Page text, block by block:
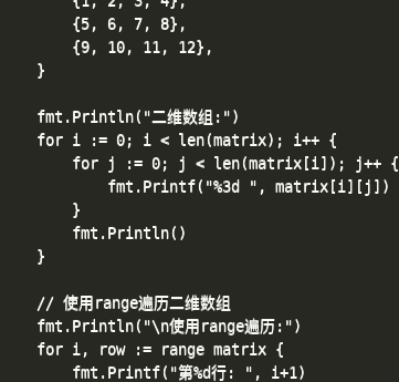
        {5, 6, 7, 8},
        {9, 10, 11, 12},
    }
    fmt.Println("二维数组:")
    for i := 0; i < len(matrix); i++ {
        for j := 0; j < len(matrix[i]); j++ {
            fmt.Printf("%3d ", matrix[i][j])
        }
        fmt.Println()
    }
    // 使用range遍历二维数组
    fmt.Println("\n使用range遍历:")
    for i, row := range matrix {
        fmt.Printf("第%d行: ", i+1)